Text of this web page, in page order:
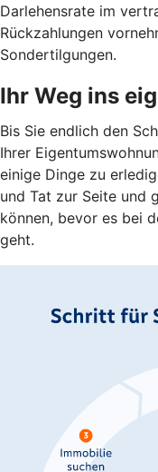
Darlehensrate im
Rückzahlungen
Sondertilgungen.
Ihr Weg ins
Bis Sie endlich den
Ihrer
einige Dinge zu
und Tat zur Seite und
können, bevor es bei
geht.